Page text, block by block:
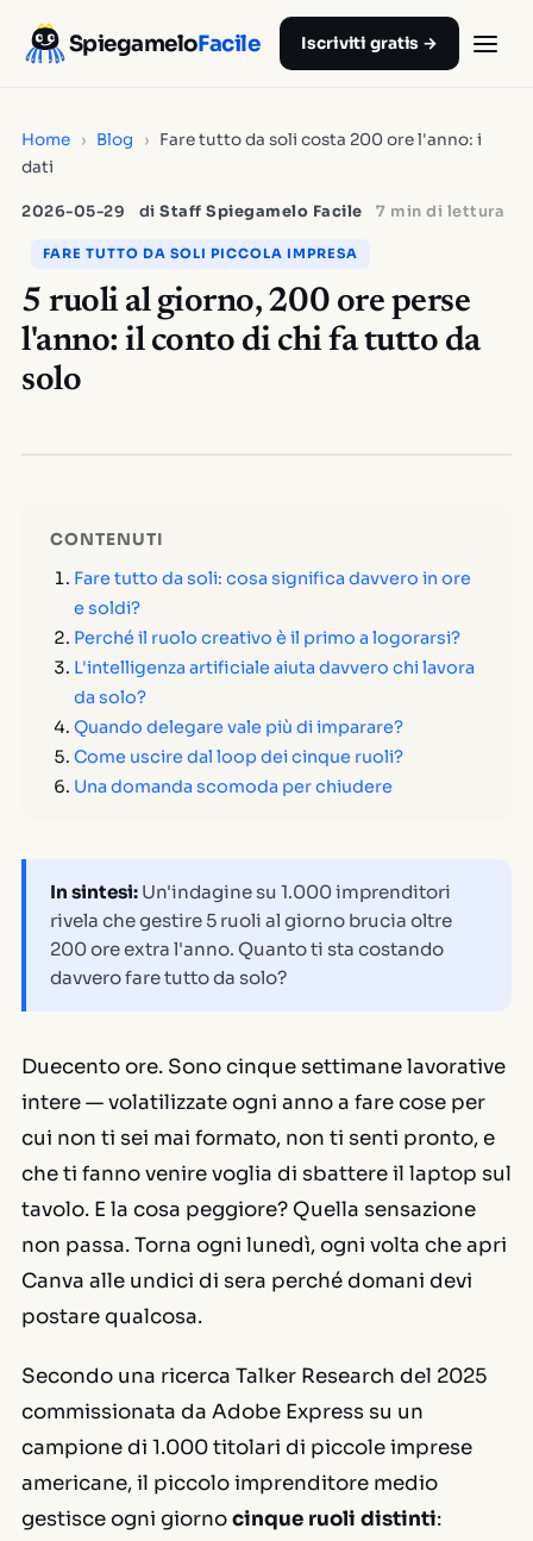
SpiegameloFacile Iscriviti gratis →
Home › Blog › Fare tutto da soli costa 200 ore l'anno: i
dati
2026-05-29 di Staff Spiegamelo Facile 7 min di lettura
FARE TUTTO DA SOLI PICCOLA IMPRESA
5 ruoli al giorno, 200 ore perse
l'anno: il conto di chi fa tutto da
solo
CONTENUTI
Fare tutto da soli: cosa significa davvero in ore
e soldi?
Perché il ruolo creativo è il primo a logorarsi?
L'intelligenza artificiale aiuta davvero chi lavora
da solo?
Quando delegare vale più di imparare?
Come uscire dal loop dei cinque ruoli?
Una domanda scomoda per chiudere
In sintesi: Un'indagine su 1.000 imprenditori
rivela che gestire 5 ruoli al giorno brucia oltre
200 ore extra l'anno. Quanto ti sta costando
davvero fare tutto da solo?
Duecento ore. Sono cinque settimane lavorative
intere — volatilizzate ogni anno a fare cose per
cui non ti sei mai formato, non ti senti pronto, e
che ti fanno venire voglia di sbattere il laptop sul
tavolo. E la cosa peggiore? Quella sensazione
non passa. Torna ogni lunedì, ogni volta che apri
Canva alle undici di sera perché domani devi
postare qualcosa.
Secondo una ricerca Talker Research del 2025
commissionata da Adobe Express su un
campione di 1.000 titolari di piccole imprese
americane, il piccolo imprenditore medio
gestisce ogni giornocinque ruoli distinti: